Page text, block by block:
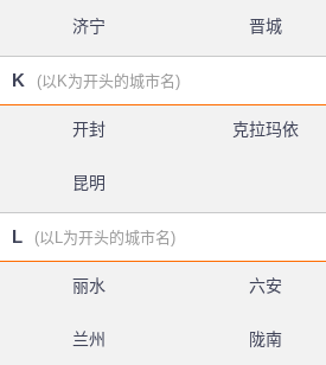
济宁 晋城
K (以K为开头的城市名)
开封 克拉玛依
昆明
L (以L为开头的城市名)
丽水 六安
兰州 陇南